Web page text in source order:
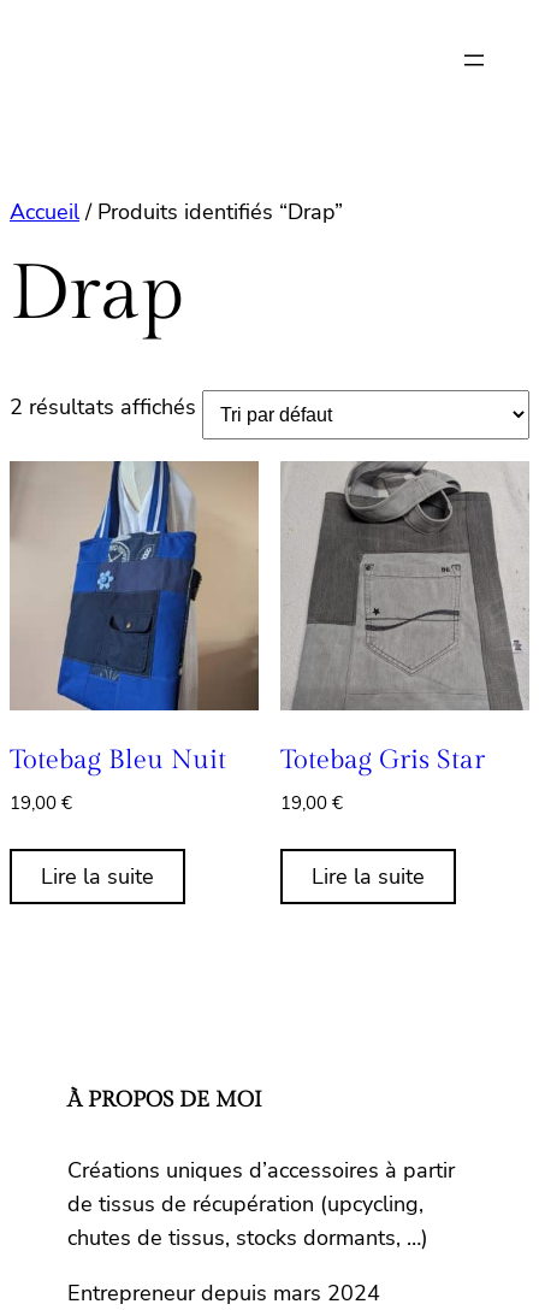
Accueil/ Produits identifiés “Drap”
Drap
2 résultats affichés
Totebag Bleu Nuit
19,00€
Lire la suite
Totebag Gris Star
19,00€
Lire la suite
À PROPOS DE MOI
Créations uniques d’accessoires à partir
de tissus de récupération (upcycling,
chutes de tissus, stocks dormants, …)
Entrepreneur depuis mars 2024